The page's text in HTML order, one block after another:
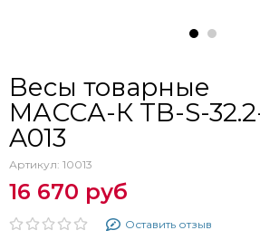
Весы товарные
МАССА-К ТВ-S-
A013
Артикул: 10013
16 670 руб
Оставить отзыв